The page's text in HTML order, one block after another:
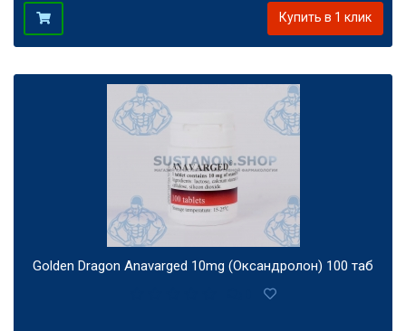
Купить в 1 клик
Golden Dragon Anavarged 10mg (Оксандролон) 100 таб